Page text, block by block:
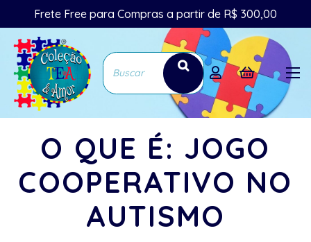
Frete Free para Compras a partir de R$ 300,00
O QUE É: JOGO
COOPERATIVO NO
AUTISMO